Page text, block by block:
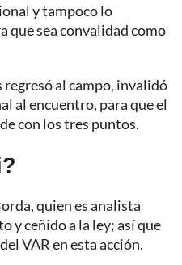
y tampoco lo
que sea convalidad como
regresó al campo, invalidó
al encuentro, para que el
con los tres puntos.
quien es analista
y ceñido a la ley; así que
VAR en esta acción.